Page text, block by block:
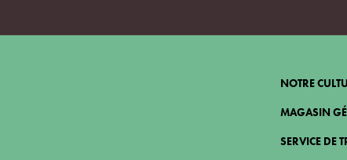
NOTRE
MAGASIN
SERVICE DE